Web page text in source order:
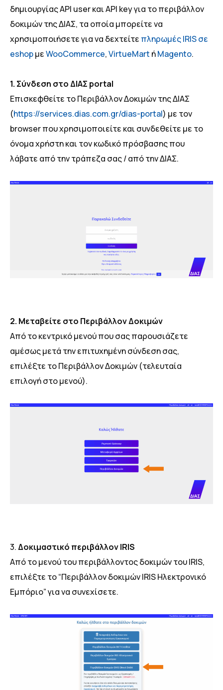
δημιουργίας API user και API key για το περιβάλλον
δοκιμών της ΔΙΑΣ, τα οποία μπορείτε να
χρησιμοποιήσετε για να δεχτείτε πληρωμές IRIS σε
eshopμεWooCommerce,VirtueMart ήMagento.
1. Σύνδεση στο ΔΙΑΣ portal
Επισκεφθείτε το Περιβάλλον Δοκιμών της ΔΙΑΣ
(https://services.dias.com.gr/dias-portal) με τον
browser που χρησιμοποιείτε και συνδεθείτε με το
όνομα χρήστη και τον κωδικό πρόσβασης που
λάβατε από την τράπεζα σας / από την ΔΙΑΣ.
2. Μεταβείτε στο Περιβάλλον Δοκιμών
Από το κεντρικό μενού που σας παρουσιάζετε
αμέσως μετά την επιτυχημένη σύνδεση σας,
επιλέξτε το Περιβάλλον Δοκιμών (τελευταία
επιλογή στο μενού).
3.Δοκιμαστικό περιβάλλον IRIS
Από το μενού του περιβάλλοντος δοκιμών του IRIS,
επιλέξτε το “Περιβάλλον δοκιμών IRIS Ηλεκτρονικό
Εμπόριο” για να συνεχίσετε.